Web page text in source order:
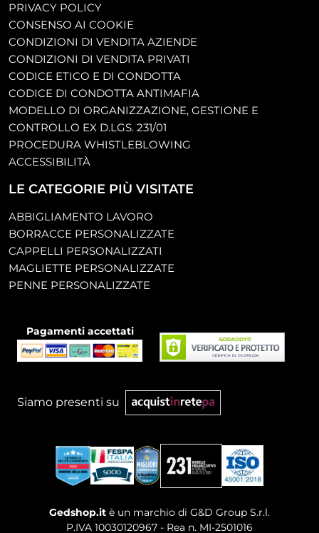
PRIVACY POLICY
CONSENSO AI COOKIE
CONDIZIONI DI VENDITA AZIENDE
CONDIZIONI DI VENDITA PRIVATI
CODICE ETICO E DI CONDOTTA
CODICE DI CONDOTTA ANTIMAFIA
MODELLO DI ORGANIZZAZIONE, GESTIONE E
CONTROLLO EX D.LGS. 231/01
PROCEDURA WHISTLEBLOWING
ACCESSIBILITÀ
LE CATEGORIE PIÙ VISITATE
ABBIGLIAMENTO LAVORO
BORRACCE PERSONALIZZATE
CAPPELLI PERSONALIZZATI
MAGLIETTE PERSONALIZZATE
PENNE PERSONALIZZATE
Pagamenti accettati
Siamo presenti su
Gedshop.it è un marchio di G&D Group S.r.l.
P.IVA 10030120967 - Rea n. MI-2501016